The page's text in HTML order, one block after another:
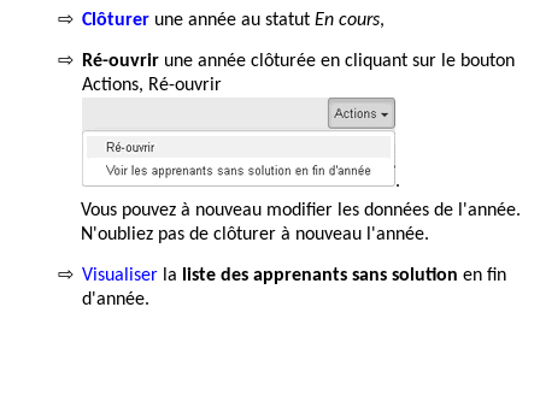
⇨ Clôturer une année au statut En cours,
⇨ Ré-ouvrir une année clôturée en cliquant sur le bouton
Actions, Ré-ouvrir
.
Vous pouvez à nouveau modifier les données de l'année.
N'oubliez pas de clôturer à nouveau l'année.
⇨ Visualiser la liste des apprenants sans solution en fin
d'année.